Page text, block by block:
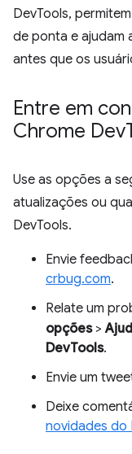
DevTools,
de ponta e ajudam
antes que os
Entre em
Chrome Dev
Use as opções a
atualizações ou
DevTools.
Envie
crbug.com.
Relate um
opções>
DevTools.
Envie um
Deixe
novidades do